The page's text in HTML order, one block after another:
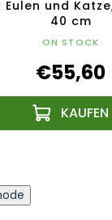
und
40 cm
ON STOCK
€55,60